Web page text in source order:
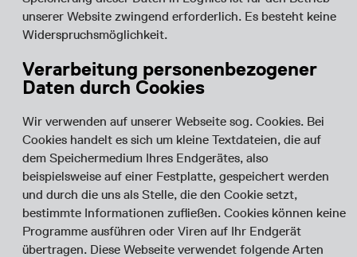
unserer Website zwingend erforderlich. Es besteht keine
Widerspruchsmöglichkeit.
Verarbeitung personenbezogener
Daten durch Cookies
Wir verwenden auf unserer Webseite sog. Cookies. Bei
Cookies handelt es sich um kleine Textdateien, die auf
dem Speichermedium Ihres Endgerätes, also
beispielsweise auf einer Festplatte, gespeichert werden
und durch die uns als Stelle, die den Cookie setzt,
bestimmte Informationen zufließen. Cookies können keine
Programme ausführen oder Viren auf Ihr Endgerät
übertragen. Diese Webseite verwendet folgende Arten